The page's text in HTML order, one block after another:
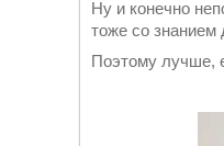
Ну и конечно
тоже со знанием
Поэтому лучше,